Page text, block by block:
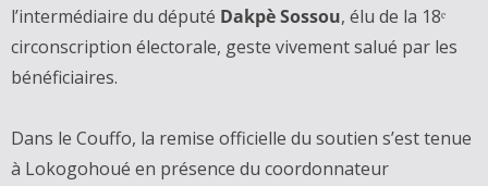
l’intermédiaire du député Dakpè Sossou, élu de la 18ᵉ
circonscription électorale, geste vivement salué par les
bénéficiaires.
Dans le Couffo, la remise officielle du soutien s’est tenue
à Lokogohoué en présence du coordonnateur